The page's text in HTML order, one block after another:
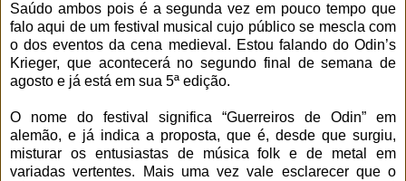
Saúdo ambos pois é a segunda vez em pouco tempo que
falo aqui de um festival musical cujo público se mescla com
o dos eventos da cena medieval. Estou falando do Odin’s
Krieger, que acontecerá no segundo final de semana de
agosto e já está em sua 5ª edição.
O nome do festival significa “Guerreiros de Odin” em
alemão, e já indica a proposta, que é, desde que surgiu,
misturar os entusiastas de música folk e de metal em
variadas vertentes. Mais uma vez vale esclarecer que o